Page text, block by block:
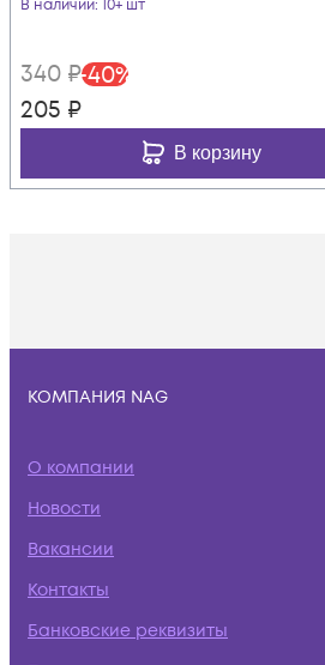
В наличии: 10+ шт
340 ₽-40%
205 ₽
В корзину
КОМПАНИЯ NAG
О компании
Новости
Вакансии
Контакты
Банковские реквизиты